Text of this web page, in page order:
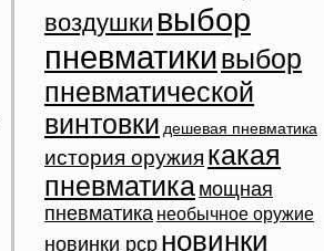
воздушки выбор
пневматикивыбор
пневматической
винтовки дешевая пневматика
история оружия какая
пневматика мощная
пневматика необычное оружие
новинки pcp новинки